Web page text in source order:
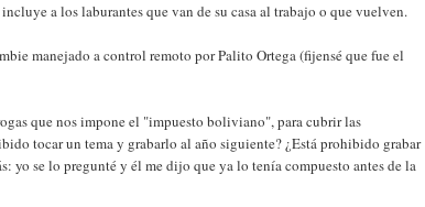
a los laburantes que van de su casa al trabajo o que vuelven.
manejado a control remoto por Palito Ortega (fijensé que fue el
que nos impone el "impuesto boliviano", para cubrir las
tocar un tema y grabarlo al año siguiente? ¿Está prohibido grabar
yo se lo pregunté y él me dijo que ya lo tenía compuesto antes de la